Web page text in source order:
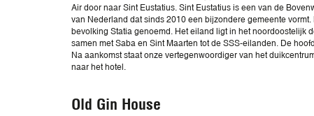
Air door naar Sint Eustatius. Sint Eustatius is een van de
van Nederland dat sinds 2010 een bijzondere gemeente
bevolking Statia genoemd. Het eiland ligt in het noordoostelijk
samen met Saba en Sint Maarten tot de SSS-eilanden. De
Na aankomst staat onze vertegenwoordiger van het
naar het hotel.
Old Gin House